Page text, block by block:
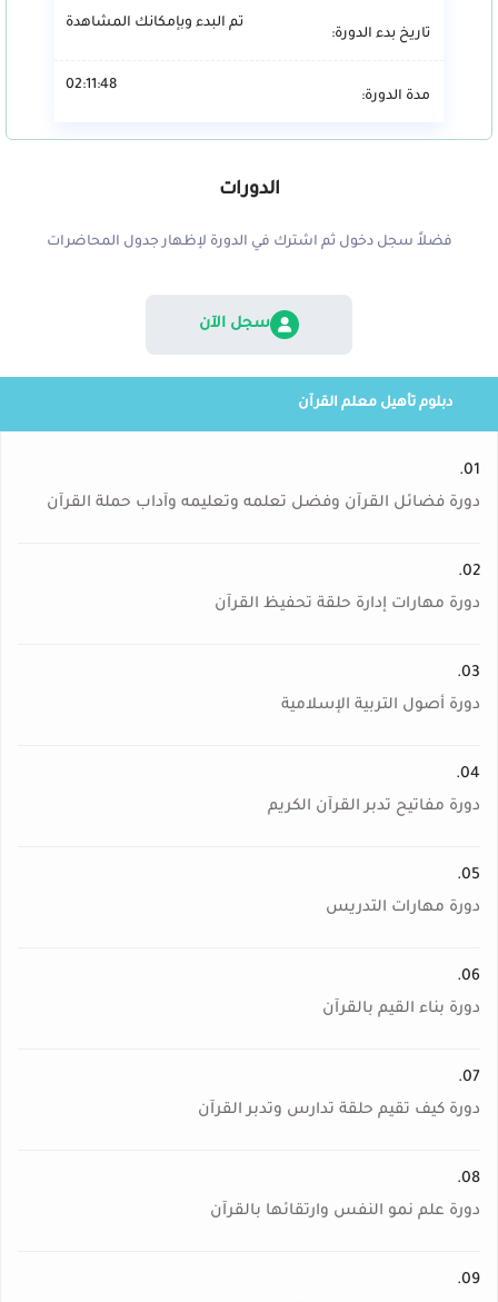
تاريخ بدء الدورة:
تم البدء وبإمكانك المشاهدة
مدة الدورة:
02:11:48
الدورات
فضلاً سجل دخول ثم اشترك في الدورة لإظهار جدول المحاضرات
سجل الآن
دبلوم تأهيل معلم القرآن
01.
دورة فضائل القرآن وفضل تعلمه وتعليمه وآداب حملة القرآن
02.
دورة مهارات إدارة حلقة تحفيظ القرآن
03.
دورة أصول التربية الإسلامية
04.
دورة مفاتيح تدبر القرآن الكريم
05.
دورة مهارات التدريس
06.
دورة بناء القيم بالقرآن
07.
دورة كيف تقيم حلقة تدارس وتدبر القرآن
08.
دورة علم نمو النفس وارتقائها بالقرآن
09.